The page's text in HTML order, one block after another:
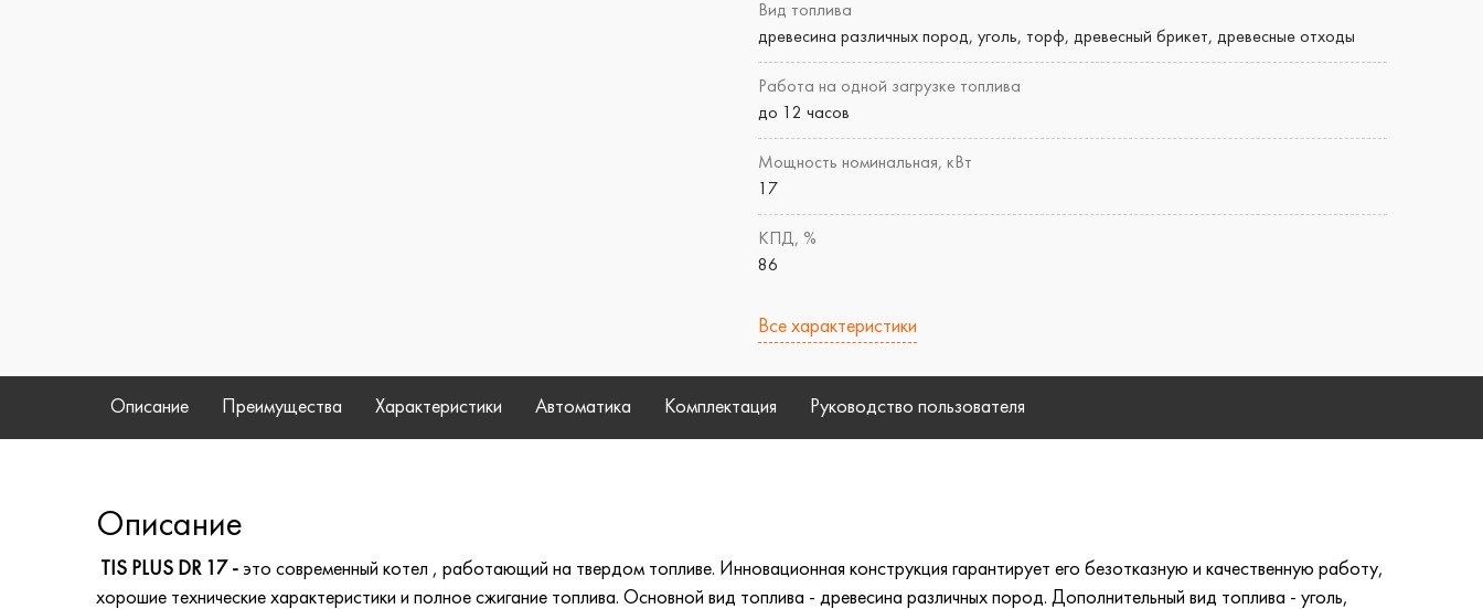
Вид топлива
древесина различных пород, уголь, торф, древесный брикет, древесные отходы
Работа на одной загрузке топлива
до 12 часов
Мощность номинальная, кВт
17
КПД, %
86
Все характеристики
Описание Преимущества Характеристики Автоматика Комплектация Руководство пользователя
Описание
TIS PLUS DR 17 - это современный котел , работающий на твердом топливе. Инновационная конструкция гарантирует его безотказную и качественную работу,
хорошие технические характеристики и полное сжигание топлива. Основной вид топлива - древесина различных пород. Дополнительный вид топлива - уголь,